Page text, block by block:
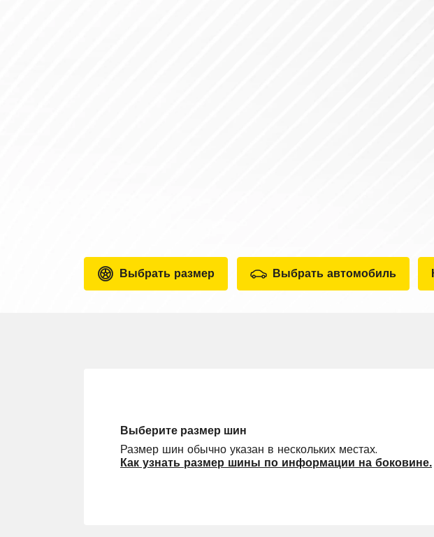
Выбрать размер Выбрать автомобиль
Выберите размер шин
Размер шин обычно указан в нескольких местах.
Как узнать размер шины по информации на боковине.